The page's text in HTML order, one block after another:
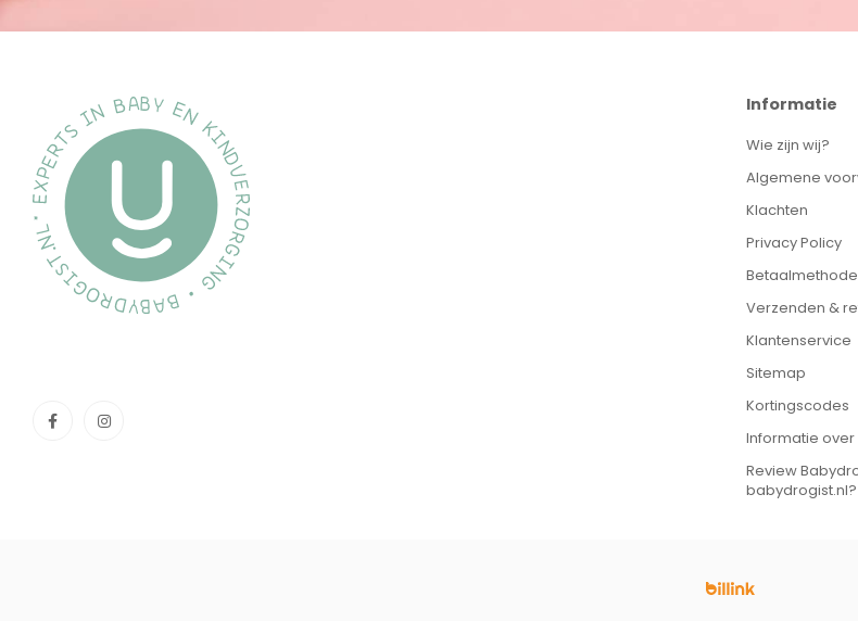
Informatie
Wie zijn wij?
Algemene
Klachten
Privacy Policy
Verzenden &
Klantenservice
Sitemap
Kortingscodes
Informatie
Review
babydrogist.nl?